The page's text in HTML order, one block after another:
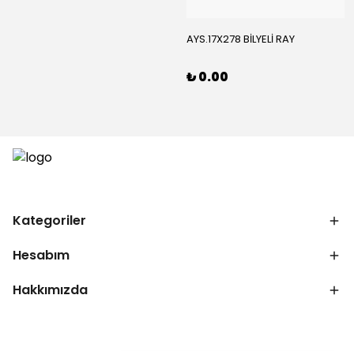
AYS.17X278 BİLYELİ RAY
₺ 0.00
Kategoriler
Hesabım
Hakkımızda